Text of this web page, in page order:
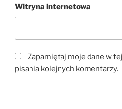
Witryna internetowa
Zapamiętaj moje dane w
pisania kolejnych komentarzy.